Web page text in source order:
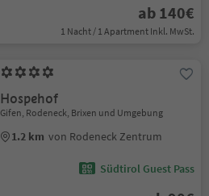
ab 140€
1 Nacht / 1 Apartment Inkl. MwSt.
Hospehof
Gifen, Rodeneck, Brixen und Umgebung
1.2 km von Rodeneck Zentrum
Südtirol Guest Pass